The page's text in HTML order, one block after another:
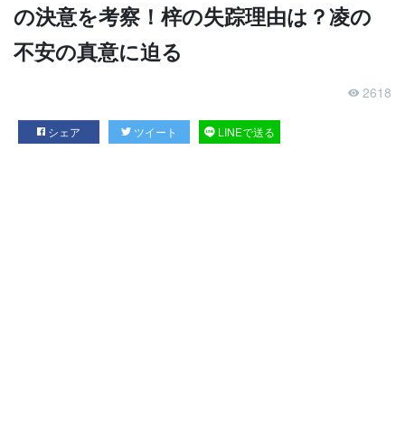
の決意を考察！梓の失踪理由は？凌の
不安の真意に迫る
2618
シェア ツイート LINEで送る